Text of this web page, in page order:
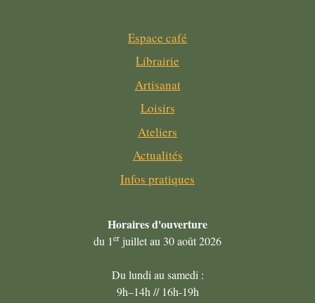
Espace café
Librairie
Artisanat
Loisirs
Ateliers
Actualités
Infos pratiques
Horairesd'ouverture
du 1er juillet au 30 août 2026
Du lundi au samedi :
9h–14h // 16h-19h